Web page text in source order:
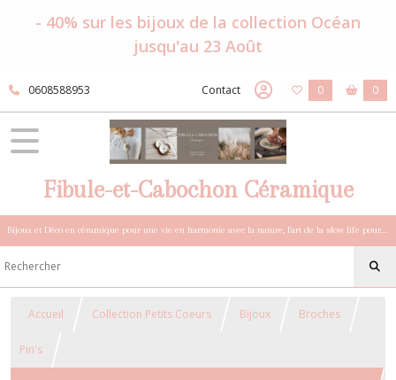
- 40% sur les bijoux de la collection Océan
jusqu'au 23 Août
0608588953 Contact 0 0
Fibule-et-Cabochon Céramique
Bijoux et Déco en céramique pour une vie en harmonie avec la nature, l'art de la slow life pour esprits sensibles et bohèmes.
Accueil Collection Petits Coeurs Bijoux Broches
Pin's